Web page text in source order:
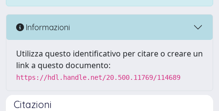
Informazioni
Utilizza questo identificativo per citare o creare un
link a questo documento:
https://hdl.handle.net/20.500.11769/114689
Citazioni